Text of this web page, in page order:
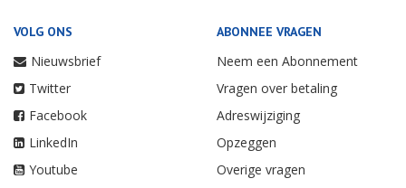
VOLG ONS
Nieuwsbrief
Twitter
Facebook
LinkedIn
Youtube
ABONNEE VRAGEN
Neem een Abonnement
Vragen over betaling
Adreswijziging
Opzeggen
Overige vragen